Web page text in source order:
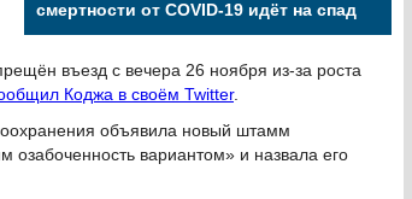
смертности от COVID-19 идёт на спад
въезд с вечера 26 ноября из-за роста
Коджа в своём Twitter.
объявила новый штамм
вариантом» и назвала его